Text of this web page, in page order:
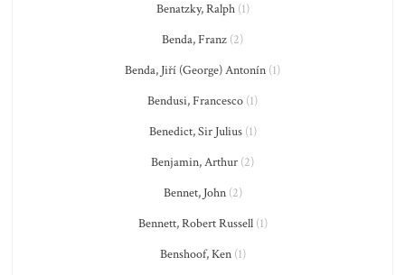
Benatzky, Ralph(1)
Benda, Franz (2)
Benda, Jiří (George) Antonín (1)
Bendusi, Francesco (1)
Benedict, Sir Julius(1)
Benjamin, Arthur (2)
Bennet, John(2)
Bennett, Robert Russell(1)
Benshoof, Ken(1)